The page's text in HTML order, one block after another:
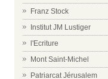
Franz Stock
Institut JM Lustiger
l'Ecriture
Mont Saint-Michel
Patriarcat Jérusalem